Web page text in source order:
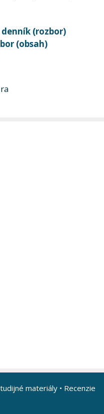
(rozbor)
(obsah)
materiály • Recenzie